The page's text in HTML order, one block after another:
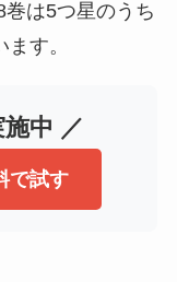
は5つ星のうち
す。
中 ／
で試す